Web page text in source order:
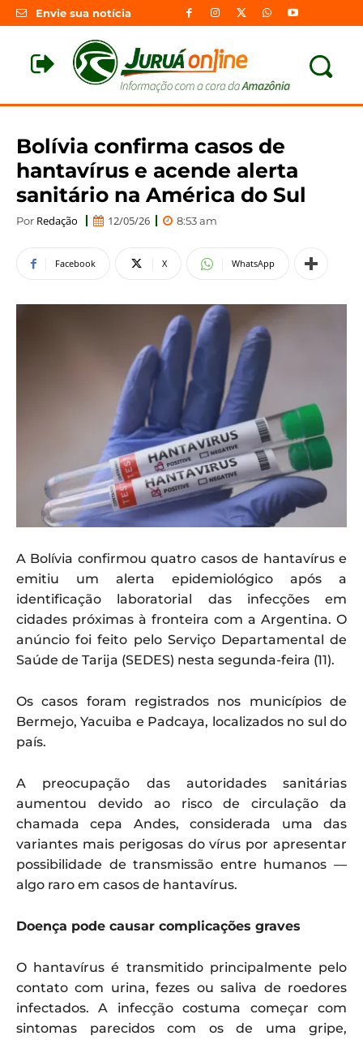
Envie sua notícia
Bolívia confirma casos de
hantavírus e acende alerta
sanitário na América do Sul
Por Redação 12/05/26 8:53 am
Facebook X WhatsApp
A Bolívia confirmou quatro casos de hantavírus e
emitiu um alerta epidemiológico após a
identificação laboratorial das infecções em
cidades próximas à fronteira com a Argentina. O
anúncio foi feito pelo Serviço Departamental de
Saúde de Tarija (SEDES) nesta segunda-feira (11).
Os casos foram registrados nos municípios de
Bermejo, Yacuiba e Padcaya, localizados no sul do
país.
A preocupação das autoridades sanitárias
aumentou devido ao risco de circulação da
chamada cepa Andes, considerada uma das
variantes mais perigosas do vírus por apresentar
possibilidade de transmissão entre humanos —
algo raro em casos de hantavírus.
Doença pode causar complicações graves
O hantavírus é transmitido principalmente pelo
contato com urina, fezes ou saliva de roedores
infectados. A infecção costuma começar com
sintomas parecidos com os de uma gripe,